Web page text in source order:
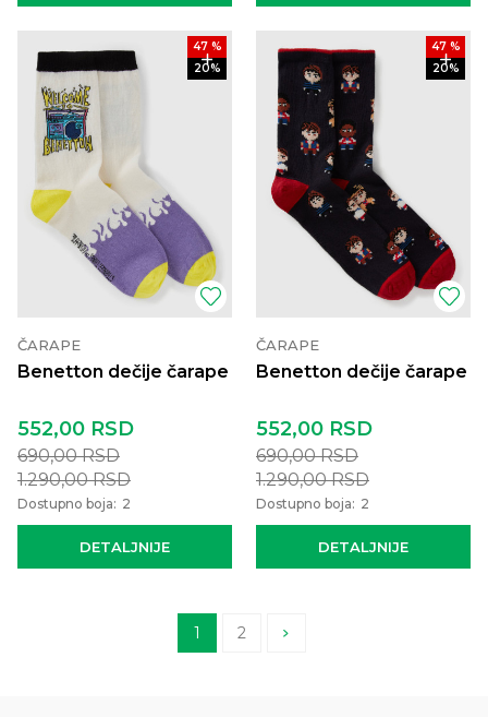
47 %
20%
ČARAPE
Benetton dečije čarape
DETALJNIJE
552,00 RSD
690,00RSD
1.290,00RSD
Dostupno boja: 2
47 %
20%
ČARAPE
Benetton dečije čarape
DETALJNIJE
552,00 RSD
690,00RSD
1.290,00RSD
Dostupno boja: 2
1 2